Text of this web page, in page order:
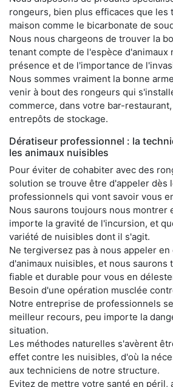
rongeurs, bien plus efficaces que les
maison comme le bicarbonate de
Nous nous chargeons de trouver la
tenant compte de l'espèce d'animaux
présence et de l'importance de
Nous sommes vraiment la bonne
venir à bout des rongeurs qui
commerce, dans votre bar-
entrepôts de stockage.
Dératiseur professionnel : la
les animaux nuisibles
Pour éviter de cohabiter avec des
solution se trouve être d'appeler dès
professionnels qui vont savoir vous
Nous saurons toujours nous montrer
importe la gravité de l'incursion, et
variété de nuisibles dont il s'agit.
Ne tergiversez pas à nous appeler
d'animaux nuisibles, et nous saurons
fiable et durable pour vous en
Besoin d'une opération musclée
Notre entreprise de professionnels
meilleur recours, peu importe la
situation.
Les méthodes naturelles s'avèrent
effet contre les nuisibles, d'où la
aux techniciens de notre structure.
Evitez de mettre votre santé en péril,